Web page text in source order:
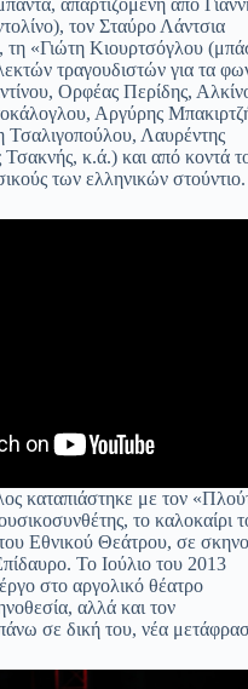
απαρτιζόμενη από
τον Σταύρο Λάντσια
τη «Γιώτη Κιουρτσόγλου
τραγουδιστών για τα
Ορφέας Περίδης,
Αργύρης
Τσαλιγοπούλου, Λαυρέντης
κ.ά.) και από κοντά
των ελληνικών στούντιο.
καταπιάστηκε με τον
το καλοκαίρι
Εθνικού Θεάτρου, σε
Το Ιούλιο του 2013
στο αργολικό θέατρο
αλλά και τον
σε δική του, νέα